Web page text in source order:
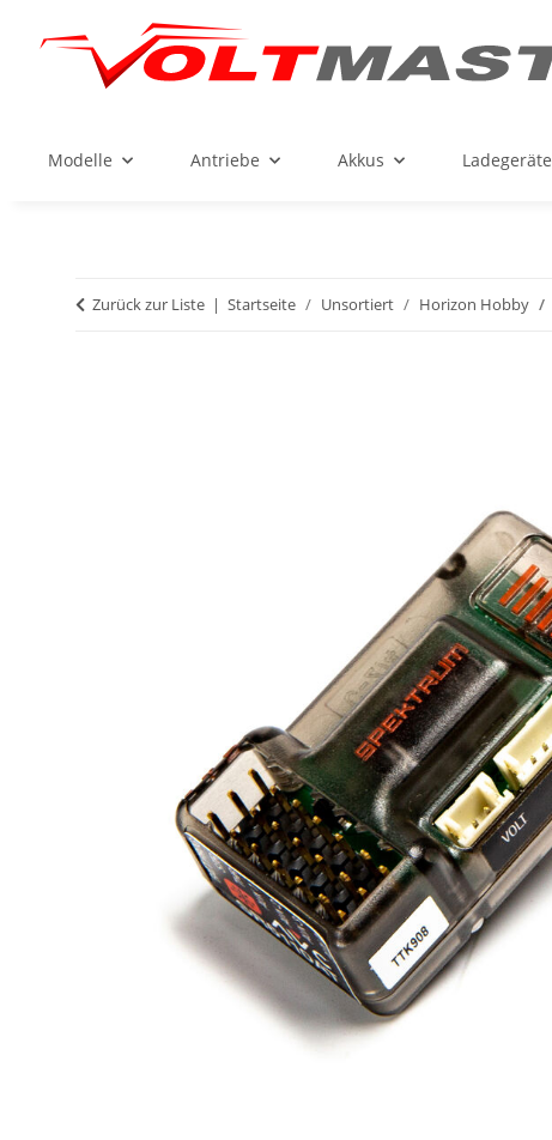
Modelle Antriebe Akkus Ladegeräte
Zurück zur Liste Startseite Unsortiert Horizon Hobby